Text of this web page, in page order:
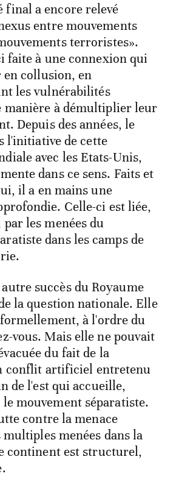
final a encore relevé
entre mouvements
terroristes».
faite à une connexion qui
collusion, en
les vulnérabilités
manière à démultiplier leur
Depuis des années, le
l'initiative de cette
avec les Etats-Unis,
dans ce sens. Faits et
il a en mains une
Celle-ci est liée,
les menées du
dans les camps de
succès du Royaume
la question nationale. Elle
à l'ordre du
vous. Mais elle ne pouvait
du fait de la
conflit artificiel entretenu
de l'est qui accueille,
mouvement séparatiste.
contre la menace
menées dans la
continent est structurel,